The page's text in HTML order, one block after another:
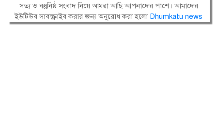
সত্য ও বস্তুনিষ্ঠ সংবাদ নিয়ে আমরা আছি আপনাদের পাশে। আমাদের
ইউটিউব সাবস্ক্রাইব করার জন্য অনুরোধ করা হলো Dhumkatu news